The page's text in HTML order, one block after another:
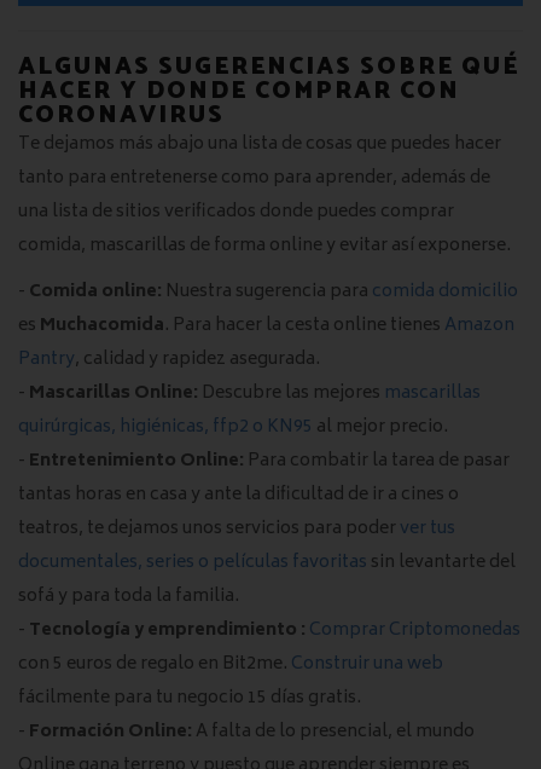
ALGUNAS SUGERENCIAS SOBRE QUÉ
HACER Y DONDE COMPRAR CON
CORONAVIRUS
Te dejamos más abajo una lista de cosas que puedes hacer
tanto para entretenerse como para aprender, además de
una lista de sitios verificados donde puedes comprar
comida, mascarillas de forma online y evitar así exponerse.
- Comida online: Nuestra sugerencia para comida domicilio
es Muchacomida. Para hacer la cesta online tienes Amazon
Pantry, calidad y rapidez asegurada.
- Mascarillas Online: Descubre las mejores mascarillas
quirúrgicas, higiénicas, ffp2 o KN95 al mejor precio.
- Entretenimiento Online: Para combatir la tarea de pasar
tantas horas en casa y ante la dificultad de ir a cines o
teatros, te dejamos unos servicios para poderver tus
documentales, series o películas favoritas sin levantarte del
sofá y para toda la familia.
- Tecnología y emprendimiento : Comprar Criptomonedas
con 5 euros de regalo en Bit2me. Construir una web
fácilmente para tu negocio 15 días gratis.
- Formación Online: A falta de lo presencial, el mundo